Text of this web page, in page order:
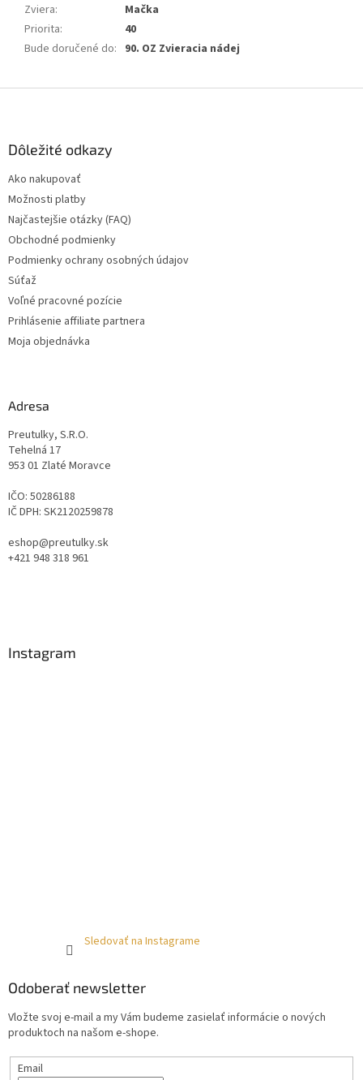
Zviera:
Mačka
Priorita:
40
Bude doručené do: 90. OZ Zvieracia nádej
Dôležité odkazy
Ako nakupovať
Možnosti platby
Najčastejšie otázky (FAQ)
Obchodné podmienky
Podmienky ochrany osobných údajov
Súťaž
Voľné pracovné pozície
Prihlásenie affiliate partnera
Moja objednávka
Adresa
Preutulky, S.R.O.
Tehelná 17
953 01 Zlaté Moravce
IČO: 50286188
IČ DPH: SK2120259878
eshop@preutulky.sk
+421 948 318 961
Instagram
Sledovať na Instagrame
Odoberať newsletter
Vložte svoj e-mail a my Vám budeme zasielať informácie o nových
produktoch na našom e-shope.
Email